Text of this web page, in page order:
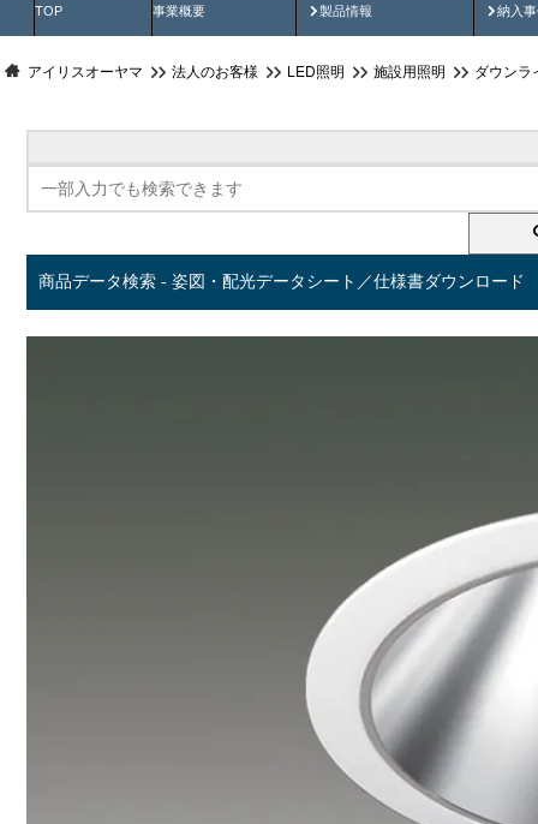
TOP 事業概要 製品情報
製品動画 納入
納
アイリスオーヤマ 法人のお客様 LED照明 施設用照明 ダウンラ
商品データ検索 - 姿図・配光データシート／仕様書ダウンロード